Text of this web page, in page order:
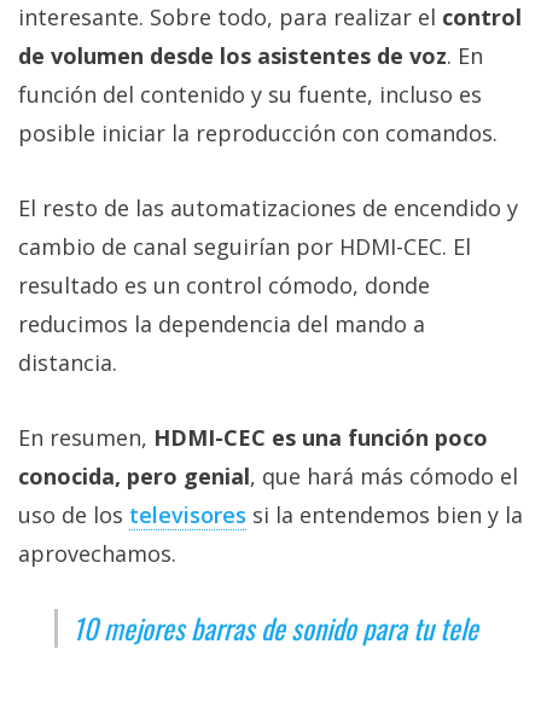
interesante. Sobre todo, para realizar el control
de volumen desde los asistentes de voz. En
función del contenido y su fuente, incluso es
posible iniciar la reproducción con comandos.
El resto de las automatizaciones de encendido y
cambio de canal seguirían por HDMI-CEC. El
resultado es un control cómodo, donde
reducimos la dependencia del mando a
distancia.
En resumen, HDMI-CEC es una función poco
conocida, pero genial, que hará más cómodo el
uso de los televisores si la entendemos bien y la
aprovechamos.
10 mejores barras de sonido para tu tele